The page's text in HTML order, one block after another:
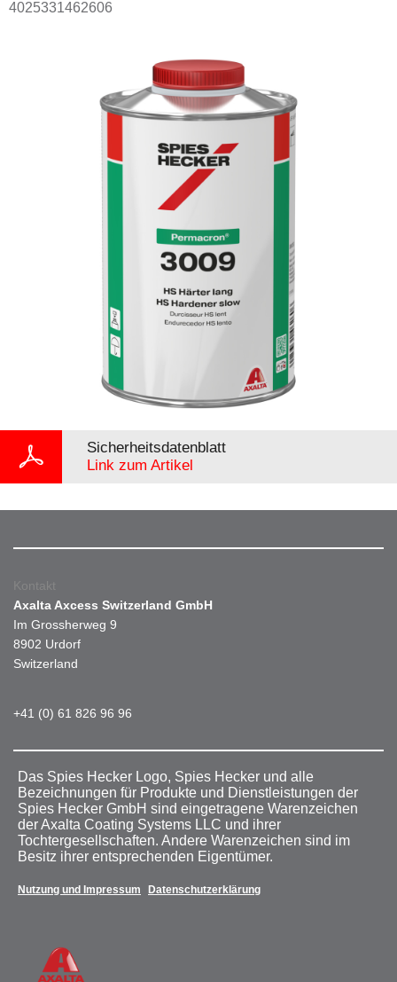
4025331462606
Sicherheitsdatenblatt
Link zum Artikel
Kontakt
Axalta Axcess Switzerland GmbH
Im Grossherweg 9
8902 Urdorf
Switzerland
+41 (0) 61 826 96 96
Das Spies Hecker Logo, Spies Hecker und alle
Bezeichnungen für Produkte und Dienstleistungen der
Spies Hecker GmbH sind eingetragene Warenzeichen
der Axalta Coating Systems LLC und ihrer
Tochtergesellschaften. Andere Warenzeichen sind im
Besitz ihrer entsprechenden Eigentümer.
Nutzung und Impressum Datenschutzerklärung